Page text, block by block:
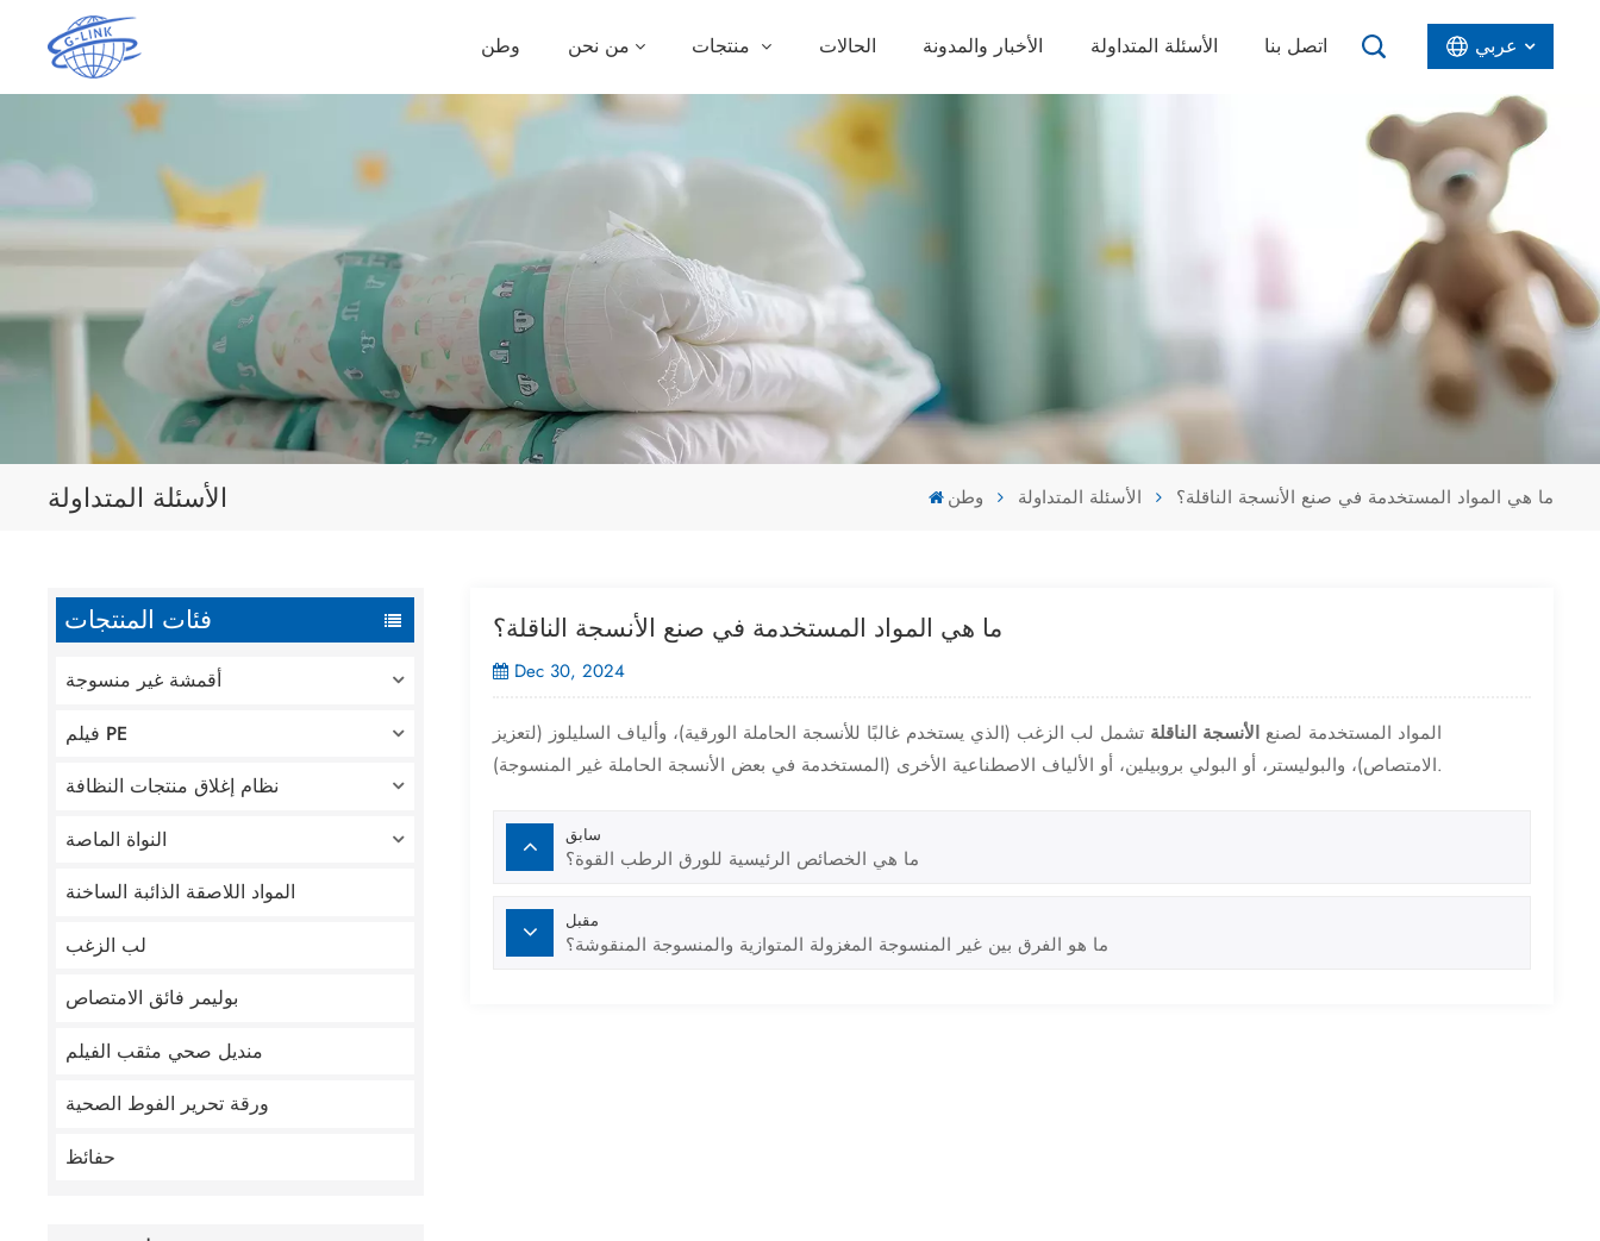
وطن من نحن الحالات الأخبار والمدونة الأسئلة المتداولة اتصل بنا عربي
English
Español
عربي
الأسئلة المتداولة وطن الأسئلة المتداولة ما هي المواد المستخدمة في صنع الأنسجة الناقلة؟
فئات المنتجات
أقمشة غير منسوجة
فيلم PE
نظام إغلاق منتجات النظافة
النواة الماصة
المواد اللاصقة الذائبة الساخنة
لب الزغب
بوليمر فائق الامتصاص
منديل صحي مثقب الفيلم
ورقة تحرير الفوط الصحية
حفائظ
ما هي المواد المستخدمة في صنع الأنسجة الناقلة؟
Dec 30, 2024
المواد المستخدمة لصنع الأنسجة الناقلة تشمل لب الزغب (الذي يستخدم غالبًا للأنسجة الحاملة الورقية)، وألياف السليلوز (لتعزيز
الامتصاص)، والبوليستر، أو البولي بروبيلين، أو الألياف الاصطناعية الأخرى (المستخدمة في بعض الأنسجة الحاملة غير المنسوجة).
سابق
ما هي الخصائص الرئيسية للورق الرطب القوة؟
مقبل
ما هو الفرق بين غير المنسوجة المغزولة المتوازية والمنسوجة المنقوشة؟